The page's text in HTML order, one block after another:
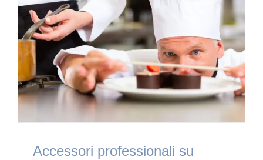
Accessori professionali su